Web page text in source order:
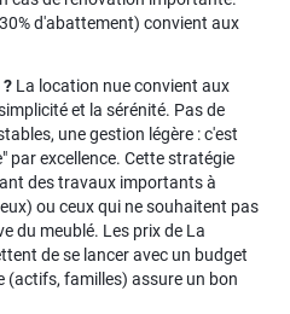
d'abattement) convient aux
La location nue convient aux
et la sérénité. Pas de
une gestion légère : c'est
par excellence. Cette stratégie
des travaux importants à
ou ceux qui ne souhaitent pas
du meublé. Les prix de La
de se lancer avec un budget
(actifs, familles) assure un bon